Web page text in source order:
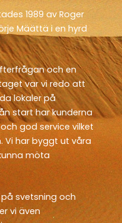
1989 av Roger
Määttä i en hyrd
och en
var vi redo att
lokaler på
start har kunderna
god service vilket
Vi har byggt ut våra
möta
svetsning och
vi även